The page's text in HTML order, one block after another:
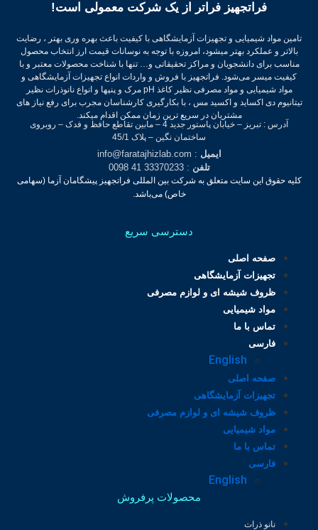
فراتجهیز فراتر از یک شرکت معمولی است!
تامین مواد شیمیایی و تجهیزات آزمایشگاهی با کیفیت باعث بهره وری بهتر ، رضایت
بالاتر و عملکرد بهتر میشود، امروزه با توجه به نوسانات قیمت ارز انتخاب محصول
مناسب برای دانشجویان و مراکز تحقیقاتی و… تنها با شناخت محصولات معتبر و با
کیفیت میسر می‌شود.فراتجهیز با فروش و واردات انواع تجهیزات آزمایشگاهی و
مواد شیمیایی و مواد مصرفی نظیر کاغذ pH مرک و پنپها و انواع نانوذرات نظیر
تیتانیوم دی اکساید و اکسید مس ، با بکارگیری کارشناسان مجرب برای رفع نیاز های
مشتریان در سریع ترین زمان ممکن اقدام میکند.
آدرس : تبریز – خیابان پاستور جدید 4 – مابین تقاطع حافظ و فدک – روبروی
ساختمان نگین – پلاک 45/1
ایمیل: info@faratajhizlab.com
تلفن: 33370233 41 0098
کلیه حقوق این سایت متعلق به شرکت بین المللی فراتجهیز پیشگامان آزما (سهامی
خاص) می‌باشد.
دسترسی سریع
صفحه اصلی
تجهیزات آزمایشگاهی
ظروف شیشه ای و لوازم مصرفی
مواد شیمیایی
تماس با ما
فارسی
English
صفحه اصلی
تجهیزات آزمایشگاهی
ظروف شیشه ای و لوازم مصرفی
مواد شیمیایی
تماس با ما
فارسی
English
محصولات پرفروش
نانو ذرات